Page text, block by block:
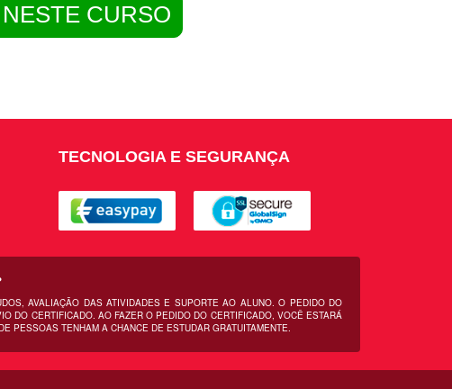
CURSO
TECNOLOGIA E SEGURANÇA
AVALIAÇÃO DAS ATIVIDADES E SUPORTE AO ALUNO. O PEDIDO DO
DO CERTIFICADO. AO FAZER O PEDIDO DO CERTIFICADO, VOCÊ ESTARÁ
PESSOAS TENHAM A CHANCE DE ESTUDAR GRATUITAMENTE.